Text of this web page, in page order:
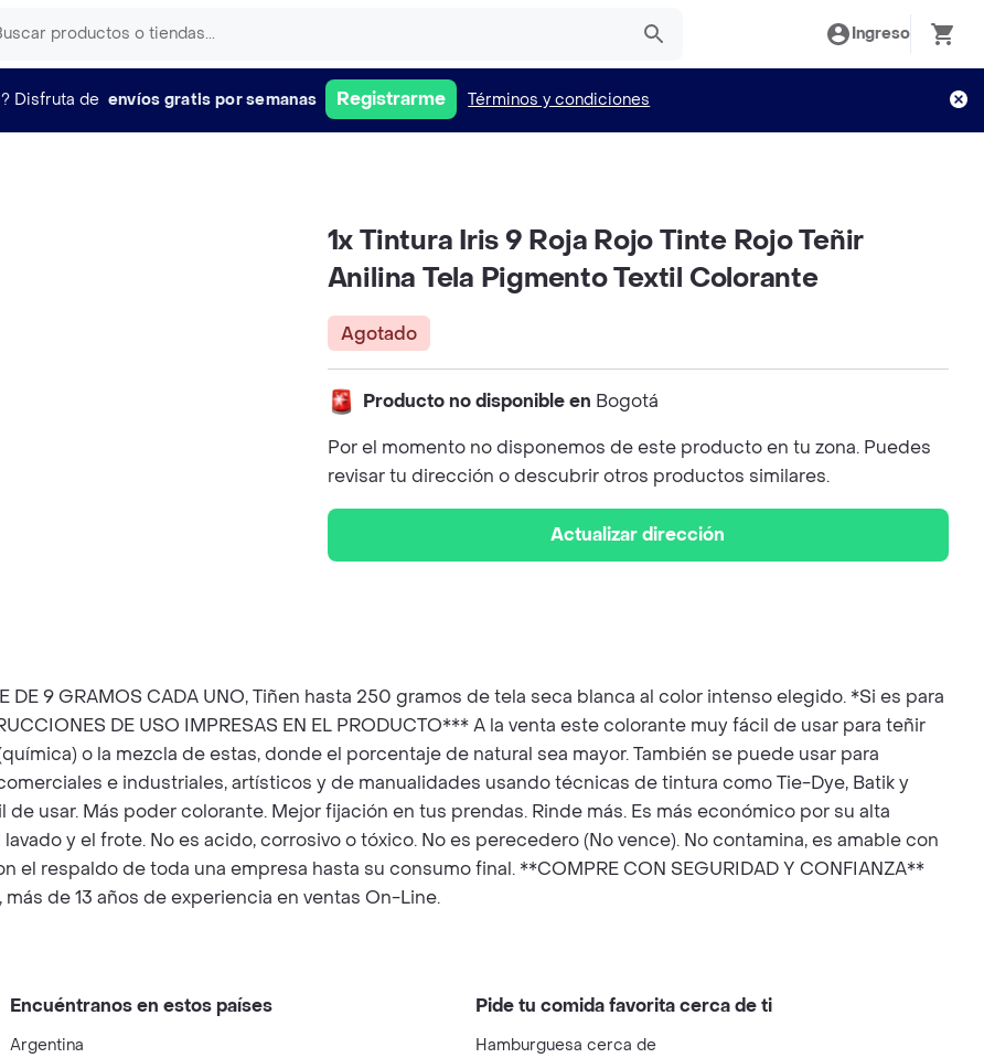
Ingreso
Disfruta de envíos gratis por semanas Registrarme Términos y condiciones
1x Tintura Iris 9 Roja Rojo Tinte Rojo Teñir
Anilina Tela Pigmento Textil Colorante
Agotado
Producto no disponible en Bogotá
Por el momento no disponemos de este producto en tu zona. Puedes
revisar tu dirección o descubrir otros productos similares.
Actualizar dirección
DE 9 GRAMOS CADA UNO, Tiñen hasta 250 gramos de tela seca blanca al color intenso elegido. *Si es para
DE USO IMPRESAS EN EL PRODUCTO*** A la venta este colorante muy fácil de usar para teñir
o la mezcla de estas, donde el porcentaje de natural sea mayor. También se puede usar para
e industriales, artísticos y de manualidades usando técnicas de tintura como Tie-Dye, Batik y
usar. Más poder colorante. Mejor fijación en tus prendas. Rinde más. Es más económico por su alta
y el frote. No es acido, corrosivo o tóxico. No es perecedero (No vence). No contamina, es amable con
el respaldo de toda una empresa hasta su consumo final. **COMPRE CON SEGURIDAD Y CONFIANZA**
de 13 años de experiencia en ventas On-Line.
Encuéntranos en estos países
Argentina
Pide tu comida favorita cerca de ti
Hamburguesa cerca de